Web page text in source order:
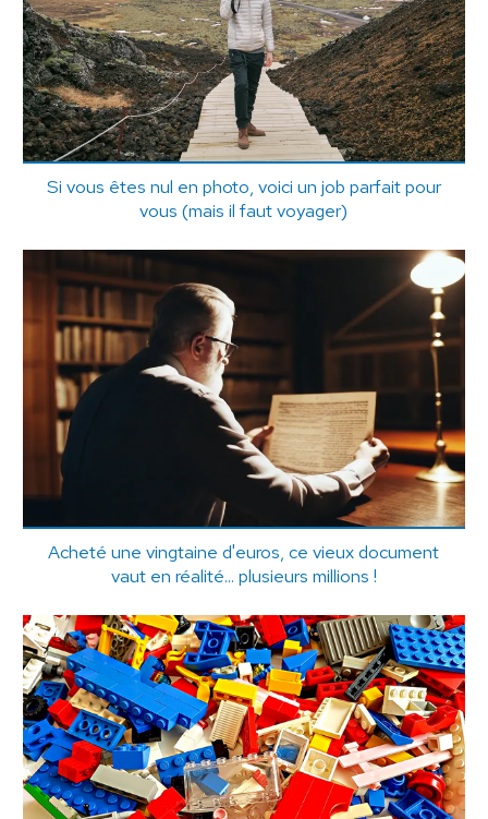
Si vous êtes nul en photo, voici un job parfait pour
vous (mais il faut voyager)
Acheté une vingtaine d'euros, ce vieux document
vaut en réalité... plusieurs millions !